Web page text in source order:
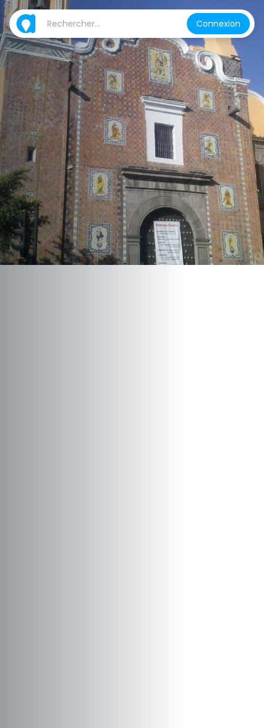
Connexion